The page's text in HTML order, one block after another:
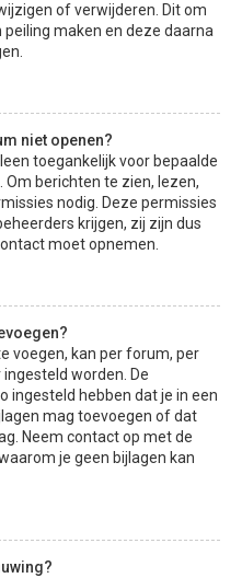
of verwijderen. Dit om
maken en deze daarna
niet openen?
toegankelijk voor bepaalde
berichten te zien, lezen,
nodig. Deze permissies
krijgen, zij zijn dus
moet opnemen.
voegen, kan per forum, per
worden. De
ingesteld hebben dat je in een
mag toevoegen of dat
Neem contact op met de
je geen bijlagen kan